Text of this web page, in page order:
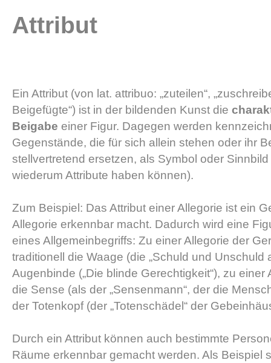
Attribut
Ein Attribut (von lat. attribuo: „zuteilen“,
Beigefügte“) ist in der bildenden Kunst die
Beigabe einer Figur. Dagegen werden
Gegenstände, die für sich allein stehen oder ihr
stellvertretend ersetzen, als Symbol oder
wiederum Attribute haben können).
Zum Beispiel: Das Attribut einer Allegorie ist ein
Allegorie erkennbar macht. Dadurch wird eine
eines Allgemeinbegriffs: Zu einer Allegorie der
traditionell die Waage (die „Schuld und Unschuld
Augenbinde („Die blinde Gerechtigkeit“), zu einer
die Sense (als der „Sensenmann“, der die
der Totenkopf (der „Totenschädel“ der
Durch ein Attribut können auch bestimmte
Räume erkennbar gemacht werden. Als Beispiel